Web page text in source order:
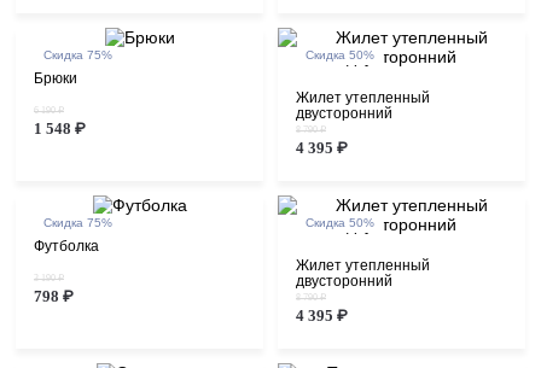
Скидка 75%
Брюки
6 190 ₽
1 548 ₽
Скидка 50%
Жилет утепленный
двусторонний
8 790 ₽
4 395 ₽
Скидка 75%
Футболка
3 190 ₽
798 ₽
Скидка 50%
Жилет утепленный
двусторонний
8 790 ₽
4 395 ₽